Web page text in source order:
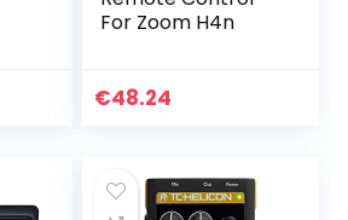
For Zoom H4n
€48.24